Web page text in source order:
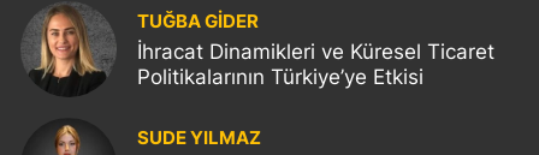
TUĞBA GİDER
İhracat Dinamikleri ve Küresel Ticaret
Politikalarının Türkiye’ye Etkisi
SUDE YILMAZ